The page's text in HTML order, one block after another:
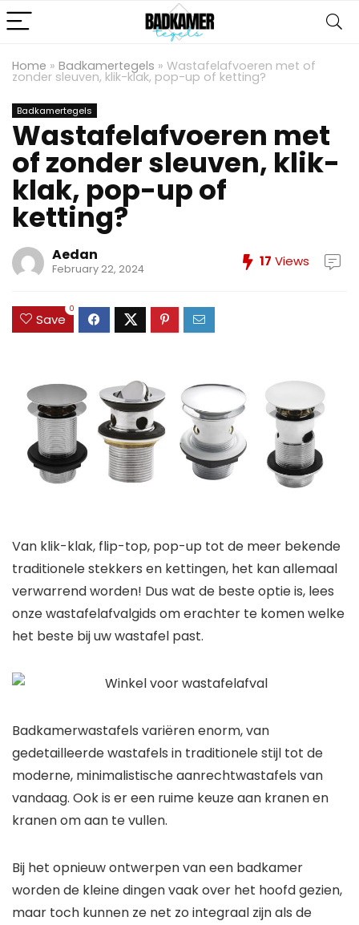
Home » Badkamertegels » Wastafelafvoeren met of
zonder sleuven, klik-klak, pop-up of ketting?
Badkamertegels
Wastafelafvoeren met
of zonder sleuven, klik-
klak, pop-up of
ketting?
Aedan
February 22, 2024 17 Views
Save
0
Van klik-klak, flip-top, pop-up tot de meer bekende
traditionele stekkers en kettingen, het kan allemaal
verwarrend worden! Dus wat de beste optie is, lees
onze wastafelafvalgids om erachter te komen welke
het beste bij uw wastafel past.
Badkamerwastafels variëren enorm, van
gedetailleerde wastafels in traditionele stijl tot de
moderne, minimalistische aanrechtwastafels van
vandaag. Ook is er een ruime keuze aan kranen en
kranen om aan te vullen.
Bij het opnieuw ontwerpen van een badkamer
worden de kleine dingen vaak over het hoofd gezien,
maar toch kunnen ze net zo integraal zijn als de